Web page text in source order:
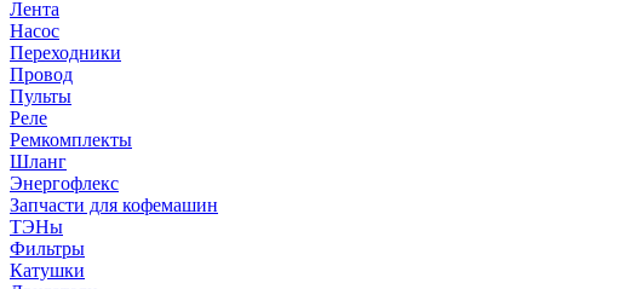
Лента
Насос
Переходники
Провод
Пульты
Реле
Ремкомплекты
Шланг
Энергофлекс
Запчасти для кофемашин
ТЭНы
Фильтры
Катушки